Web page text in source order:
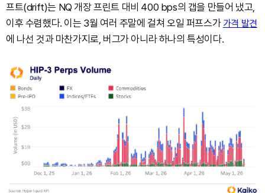
프트(drift)는 NQ 개장 프린트 대비 400 bps의 갭을 만들어 냈고,
이후 수렴했다. 이는 3월 여러 주말에 걸쳐 오일 퍼프스가 가격 발견
에 나선 것과 마찬가지로, 버그가 아니라 하나의 특성이다.